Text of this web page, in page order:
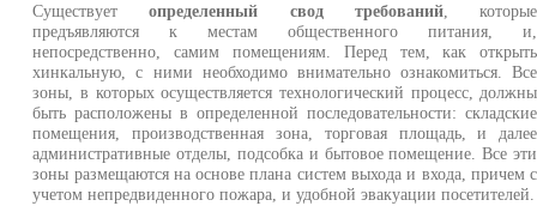
Существуетопределенный свод требований, которые
предъявляются к местам общественного питания, и,
непосредственно, самим помещениям. Перед тем, как открыть
хинкальную, с ними необходимо внимательно ознакомиться. Все
зоны, в которых осуществляется технологический процесс, должны
быть расположены в определенной последовательности: складские
помещения, производственная зона, торговая площадь, и далее
административные отделы, подсобка и бытовое помещение. Все эти
зоны размещаются на основе плана систем выхода и входа, причем с
учетом непредвиденного пожара, и удобной эвакуации посетителей.